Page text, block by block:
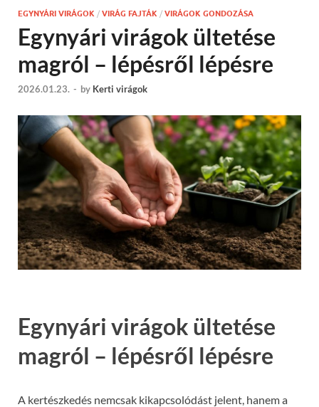
EGYNYÁRI VIRÁGOK / VIRÁG FAJTÁK / VIRÁGOK GONDOZÁSA
Egynyári virágok ültetése
magról – lépésről lépésre
2026.01.23. - by Kerti virágok
Egynyári virágok ültetése
magról – lépésről lépésre
A kertészkedés nemcsak kikapcsolódást jelent, hanem a